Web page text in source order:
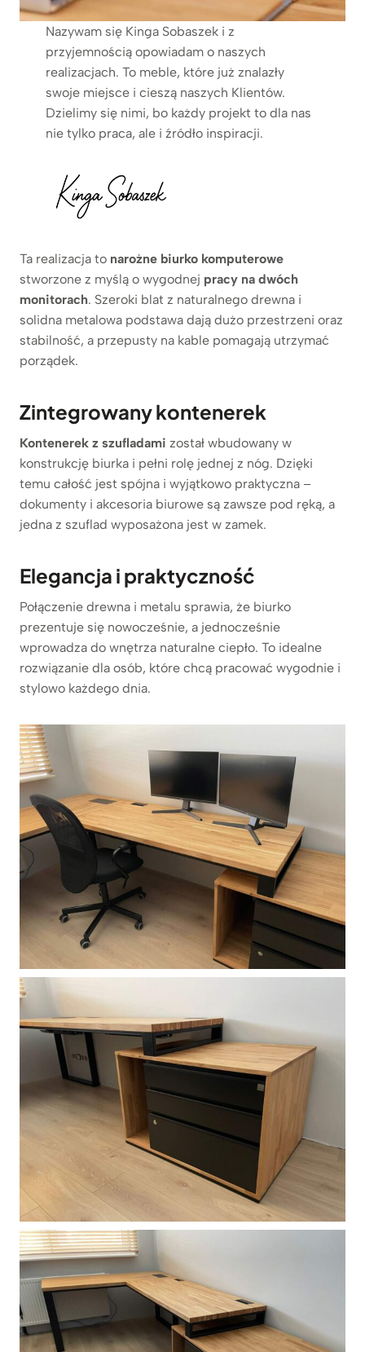
Nazywam się Kinga Sobaszek i z
przyjemnością opowiadam o naszych
realizacjach. To meble, które już znalazły
swoje miejsce i cieszą naszych Klientów.
Dzielimy się nimi, bo każdy projekt to dla nas
nie tylko praca, ale i źródło inspiracji.
Ta realizacja to narożne biurko komputerowe
stworzone z myślą o wygodnej pracy na dwóch
monitorach. Szeroki blat z naturalnego drewna i
solidna metalowa podstawa dają dużo przestrzeni oraz
stabilność, a przepusty na kable pomagają utrzymać
porządek.
Zintegrowany kontenerek
Kontenerek z szufladami został wbudowany w
konstrukcję biurka i pełni rolę jednej z nóg. Dzięki
temu całość jest spójna i wyjątkowo praktyczna –
dokumenty i akcesoria biurowe są zawsze pod ręką, a
jedna z szuflad wyposażona jest w zamek.
Elegancja i praktyczność
Połączenie drewna i metalu sprawia, że biurko
prezentuje się nowocześnie, a jednocześnie
wprowadza do wnętrza naturalne ciepło. To idealne
rozwiązanie dla osób, które chcą pracować wygodnie i
stylowo każdego dnia.